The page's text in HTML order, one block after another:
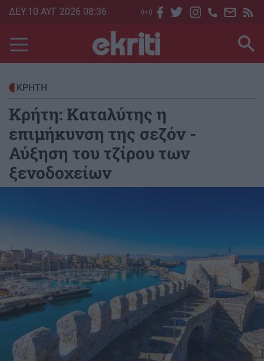
Skip
main
content
ΔΕΥ.10 ΑΥΓ 2026 08:36
ΚΡΗΤΗ
Κρήτη: Καταλύτης η
επιμήκυνση της σεζόν -
Αύξηση του τζίρου των
ξενοδοχείων